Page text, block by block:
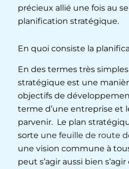
précieux allié une fois au
planification stratégique.
En quoi consiste la
En des termes très
stratégique est une
objectifs de
terme d’une entreprise et
parvenir. Le plan
sorte une feuille de route
une vision commune à
peut s’agir aussi bien